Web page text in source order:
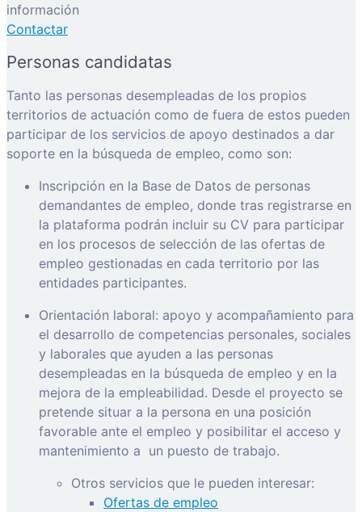
información
Contactar
Personas candidatas
Tanto las personas desempleadas de los propios
territorios de actuación como de fuera de estos pueden
participar de los servicios de apoyo destinados a dar
soporte en la búsqueda de empleo, como son:
Inscripción en la Base de Datos de personas
demandantes de empleo, donde tras registrarse en
la plataforma podrán incluir su CV para participar
en los procesos de selección de las ofertas de
empleo gestionadas en cada territorio por las
entidades participantes.
Orientación laboral: apoyo y acompañamiento para
el desarrollo de competencias personales, sociales
y laborales que ayuden a las personas
desempleadas en la búsqueda de empleo y en la
mejora de la empleabilidad. Desde el proyecto se
pretende situar a la persona en una posición
favorable ante el empleo y posibilitar el acceso y
mantenimiento a un puesto de trabajo.
Otros servicios que le pueden interesar:
Ofertas de empleo